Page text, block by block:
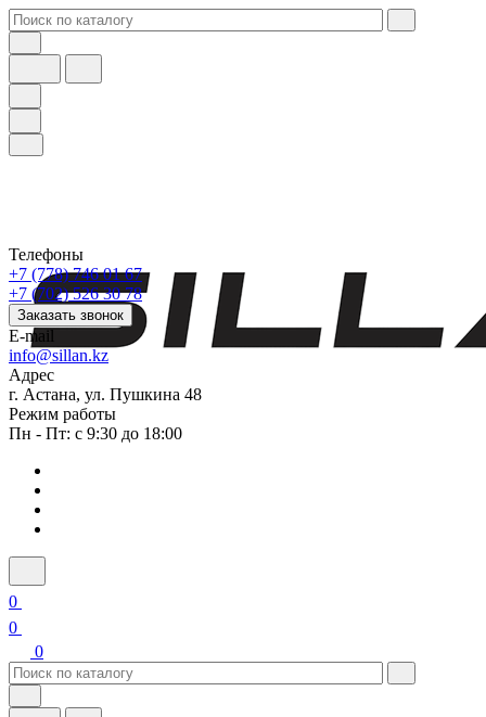
Телефоны
+7 (778) 746 01 67
+7 (702) 526 30 78
Заказать звонок
E-mail
info@sillan.kz
Адрес
г. Астана, ул. Пушкина 48
Режим работы
Пн - Пт: с 9:30 до 18:00
0
0
0